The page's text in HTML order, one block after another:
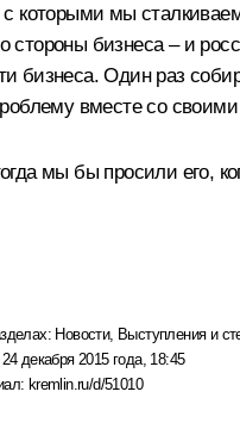
которыми мы
стороны бизнеса – и
бизнеса. Один раз
вместе со
мы бы просили его,
Новости, Выступления и
24 декабря 2015 года, 18:45
kremlin.ru/d/51010